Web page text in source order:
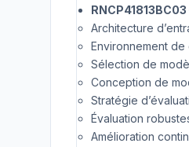
Architecture
Environnement de
Sélection de
Conception de
Stratégie
Évaluation
Amélioration